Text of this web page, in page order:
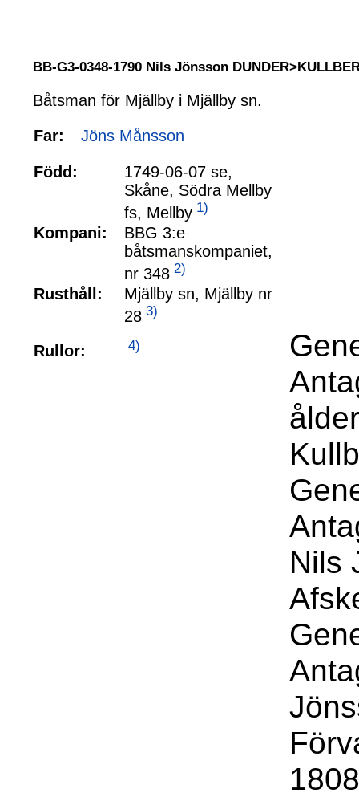
BB-G3-0348-1790 Nils Jönsson
Båtsman för Mjällby i Mjällby sn.
Far:
Jöns Månsson
Född:
1749-06-07 se,
Skåne, Södra Mellby
fs, Mellby 1)
Kompani:
BBG 3:e
båtsmanskompaniet,
nr 348 2)
Rusthåll:
Mjällby sn, Mjällby nr
28 3)
Rullor: 4)
Nils